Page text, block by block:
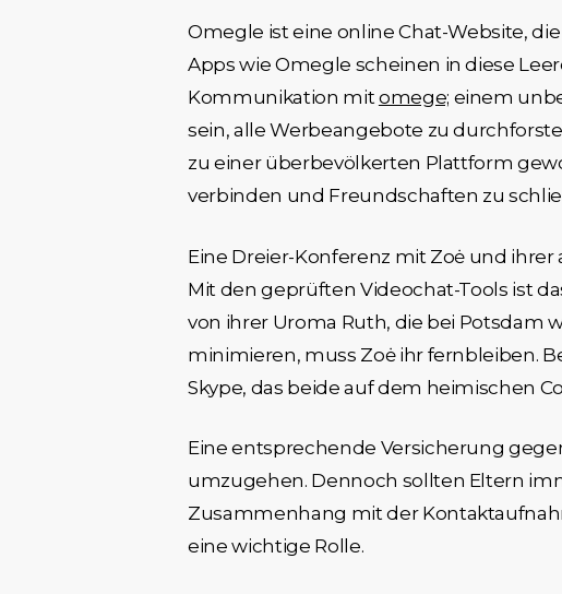
Omegle ist eine online Chat-Website,
Apps wie Omegle scheinen in diese
Kommunikation mitomege; einem
sein, alle Werbeangebote zu
zu einer überbevölkerten Plattform
verbinden und Freundschaften zu
Eine Dreier-Konferenz mit Zoė und
Mit den geprüften Video­chat-Tools ist
von ihrer Uroma Ruth, die bei Potsdam
minimieren, muss Zoė ihr fern­bleiben.
Skype, das beide auf dem heimischen
Eine entsprechende Versicherung
umzugehen. Dennoch sollten Eltern
Zusammenhang mit der
eine wichtige Rolle.